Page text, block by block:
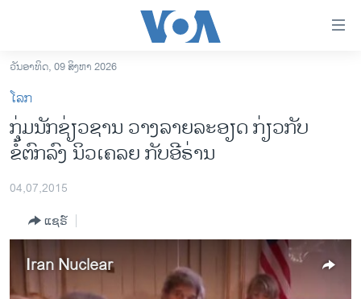
ເຂົ້າ
ຫາ
ຂ້າມ
ຂ້າມ
ຂ້າມ
ຫາ
ລາວ
ອາເມຣິກາ
ຂ່າວ​ຈີນ
ໂລກ
ເອເຊຍ
ອິດສະຫຼະພາບດ້ານການຂ່າວ
ວັນອາທິດ, 09 ສິງຫາ 2026
ໂລກ
ກຸ່ມນັກຊ່ຽວຊານ ວາງລາຍລະອຽດ ກ່ຽວກັບ
ຂໍ້ຕົກລົງ ນິວເຄລຍ ກັບອີຣ່ານ
04,07,2015
ແຊຣ໌
Iran Nuclear